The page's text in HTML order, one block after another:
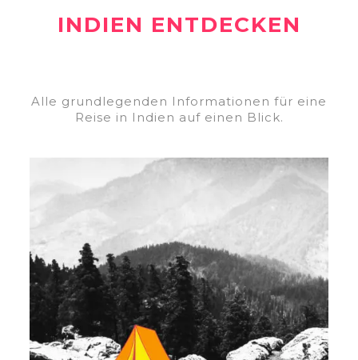
INDIEN ENTDECKEN
Alle grundlegenden Informationen für eine
Reise in Indien auf einen Blick.